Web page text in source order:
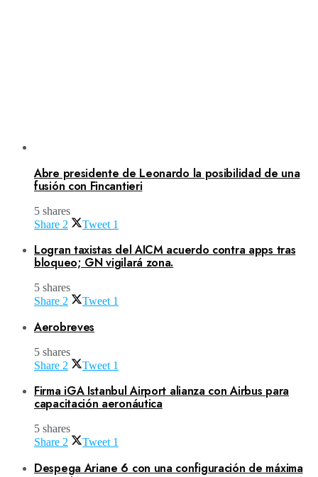
View All Result
Abre presidente de Leonardo la posibilidad de una
fusión con Fincantieri
5 shares
Share 2 Tweet 1
Logran taxistas del AICM acuerdo contra apps tras
bloqueo; GN vigilará zona.
5 shares
Share 2 Tweet 1
Aerobreves
5 shares
Share 2 Tweet 1
Firma iGA Istanbul Airport alianza con Airbus para
capacitación aeronáutica
5 shares
Share 2 Tweet 1
Despega Ariane 6 con una configuración de máxima